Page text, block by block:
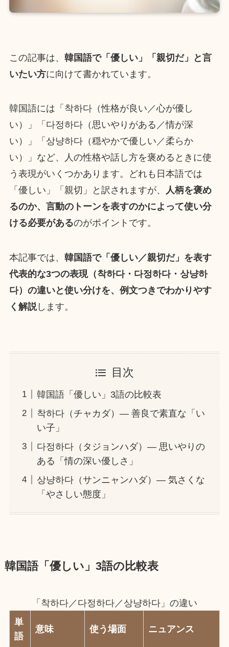
この記事は、 韓国語で「優しい」「親切だ」と言
いたい方に向けて書かれています。
韓国語には「착하다（性格が良い／心が優し
い）」「다정하다（思いやりがある／情が深
い）」「상냥하다（穏やかで優しい／柔らか
い）」など、人の性格や話し方を褒めるときに使
う表現がいくつかあります。どれも日本語では
「優しい」「親切」と訳されますが、
人柄を褒め
るのか、言動のトーンを表すのかによって使い分
ける必要があるのがポイントです。
本記事では、 韓国語で「優しい／親切だ」を表す
代表的な3つの表現（착하다・다정하다・상냥하
다）の違いと使い分けを、例文つきでわかりやす
く解説します。
目次
韓国語「優しい」3語の比較表
착하다（チャカダ）― 善良で素直な「い
い子」
다정하다（タジョンハダ）― 思いやりの
ある「情の深い優しさ」
상냥하다（サンニャンハダ）― 気さくな
「やさしい態度」
韓国語「優しい」3語の比較表
「착하다／다정하다／상냥하다」の違い
単
語
意味 使う場面 ニュアンス